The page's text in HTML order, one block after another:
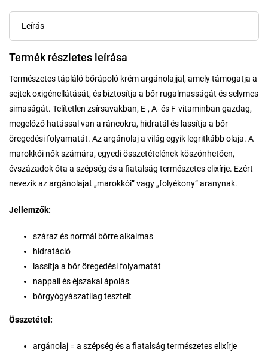
Leírás
Termék részletes leírása
Természetes tápláló bőrápoló krém argánolajjal, amely támogatja a
sejtek oxigénellátását, és biztosítja a bőr rugalmasságát és selymes
simaságát. Telítetlen zsírsavakban, E-, A- és F-vitaminban gazdag,
megelőző hatással van a ráncokra, hidratál és lassítja a bőr
öregedési folyamatát. Az argánolaj a világ egyik legritkább olaja. A
marokkói nők számára, egyedi összetételének köszönhetően,
évszázadok óta a szépség és a fiatalság természetes elixírje. Ezért
nevezik az argánolajat „marokkói” vagy „folyékony” aranynak.
Jellemzők:
száraz és normál bőrre alkalmas
hidratáció
lassítja a bőr öregedési folyamatát
nappali és éjszakai ápolás
bőrgyógyászatilag tesztelt
Összetétel:
argánolaj = a szépség és a fiatalság természetes elixírje